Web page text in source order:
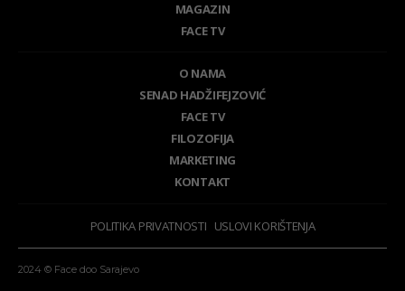
MAGAZIN
FACE TV
O NAMA
SENAD HADŽIFEJZOVIĆ
FACE TV
FILOZOFIJA
MARKETING
KONTAKT
POLITIKA PRIVATNOSTI USLOVI KORIŠTENJA
2024 © Face doo Sarajevo